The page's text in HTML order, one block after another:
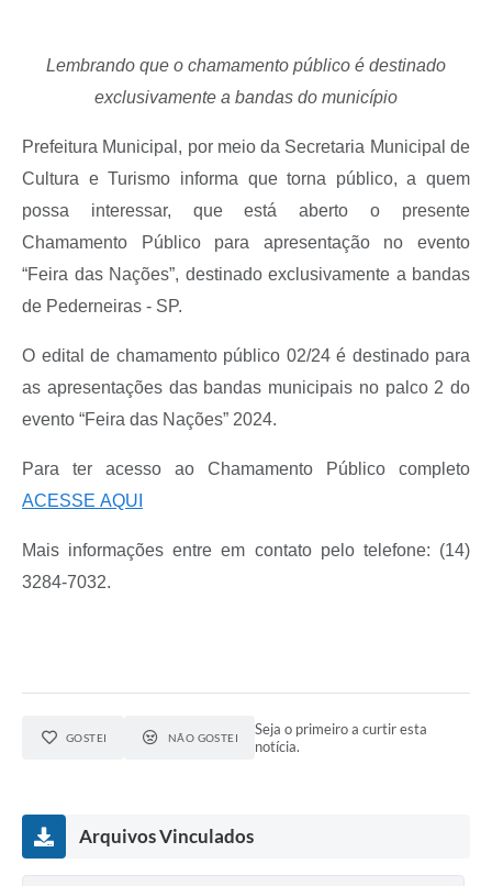
Lembrando que o chamamento público é destinado
exclusivamente a bandas do município
Prefeitura Municipal, por meio da Secretaria Municipal de
Cultura e Turismo informa que torna público, a quem
possa interessar, que está aberto o presente
Chamamento Público para apresentação no evento
“Feira das Nações”, destinado exclusivamente a bandas
de Pederneiras - SP.
O edital de chamamento público 02/24 é destinado para
as apresentações das bandas municipais no palco 2 do
evento “Feira das Nações” 2024.
Para ter acesso ao Chamamento Público completo
ACESSE AQUI
Mais informações entre em contato pelo telefone: (14)
3284-7032.
GOSTEI NÃO GOSTEI
Seja o primeiro a curtir esta
notícia.
Arquivos Vinculados